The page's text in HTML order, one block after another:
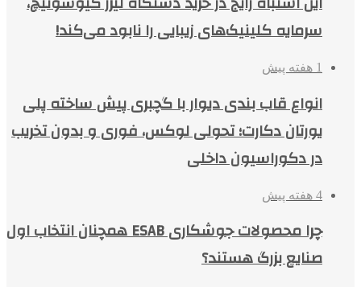
سرمایه کلینیک‌های زیبایی را نابود می‌کند!
1 هفته پیش
انواع قاب بندی دیوار با گچبری پیش ساخته پلی
یورتان دکارت؛ تحولی لوکس، فوری و بدون تخریب
در دکوراسیون داخلی
4 هفته پیش
چرا محصولات جوشکاری ESAB همچنان انتخاب اول
صنایع بزرگ هستند؟